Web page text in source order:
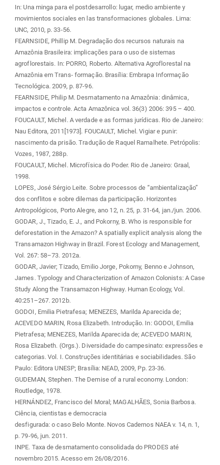
In: Una minga para el postdesarrollo: lugar, medio ambiente y
movimientos sociales en las transformaciones globales. Lima:
UNC, 2010, p. 33-56.
FEARNSIDE, Phillip M. Degradação dos recursos naturais na
Amazônia Brasileira: implicações para o uso de sistemas
agroflorestais. In: PORRO, Roberto. Alternativa Agroflorestal na
Amazônia em Trans- formação. Brasília: Embrapa Informação
Tecnológica. 2009, p. 87-96.
FEARNSIDE, Philip M. Desmatamento na Amazônia: dinâmica,
impactos e controle. Acta Amazônica vol. 36(3) 2006: 395 – 400.
FOUCAULT, Michel. A verdade e as formas jurídicas. Rio de Janeiro:
Nau Editora, 2011[1973]. FOUCAULT, Michel. Vigiar e punir:
nascimento da prisão. Tradução de Raquel Ramalhete. Petrópolis:
Vozes, 1987, 288p.
FOUCAULT, Michel. Microfísica do Poder. Rio de Janeiro: Graal,
1998.
LOPES, José Sérgio Leite. Sobre processos de “ambientalização”
dos conflitos e sobre dilemas da participação. Horizontes
Antropológicos, Porto Alegre, ano 12, n. 25, p. 31-64, jan./jun. 2006.
GODAR, J., Tizado, E. J., and Pokorny, B. Who is responsible for
deforestation in the Amazon? A spatially explicit analysis along the
Transamazon Highway in Brazil. Forest Ecology and Management,
Vol. 267: 58–73. 2012a.
GODAR, Javier; Tizado, Emilio Jorge, Pokorny, Benno e Johnson,
James. Typology and Characterization of Amazon Colonists: A Case
Study Along the Transamazon Highway. Human Ecology, Vol.
40:251–267. 2012b.
GODOI, Emilia Pietrafesa; MENEZES, Marilda Aparecida de;
ACEVEDO MARIN, Rosa Elizabeth. Introdução. In: GODOI, Emilia
Pietrafesa; MENEZES, Marilda Aparecida de; ACEVEDO MARIN,
Rosa Elizabeth. (Orgs.). Diversidade do campesinato: expressões e
categorias. Vol. I. Construções identitárias e sociabilidades. São
Paulo: Editora UNESP; Brasília: NEAD, 2009, Pp. 23-36.
GUDEMAN, Stephen. The Demise of a rural economy. London:
Routledge, 1978.
HERNÁNDEZ, Francisco del Moral; MAGALHÃES, Sonia Barbosa.
Ciência, cientistas e democracia
desfigurada: o caso Belo Monte. Novos Cadernos NAEA v. 14, n. 1,
p. 79-96, jun. 2011.
INPE. Taxa de desmatamento consolidada do PRODES até
novembro 2015. Acesso em 26/08/2016.